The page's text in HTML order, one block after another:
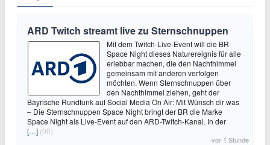
ARD Twitch streamt live zu Sternschnuppen
Mit dem Twitch-Live-Event will die BR
Space Night dieses Naturereignis für alle
erlebbar machen, die den Nachthimmel
gemeinsam mit anderen verfolgen
möchten. Wenn Sternschnuppen über
den Nachthimmel ziehen, geht der
Bayrische Rundfunk auf Social Media On Air: Mit Wünsch dir was
– Die Sternschnuppen Space Night bringt der BR die Marke
Space Night als Live-Event auf den ARD-Twitch-Kanal. In der
[…] (00)
vor 1 Stunde